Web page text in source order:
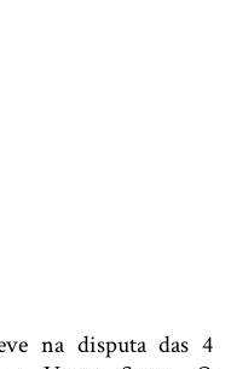
na disputa das 4